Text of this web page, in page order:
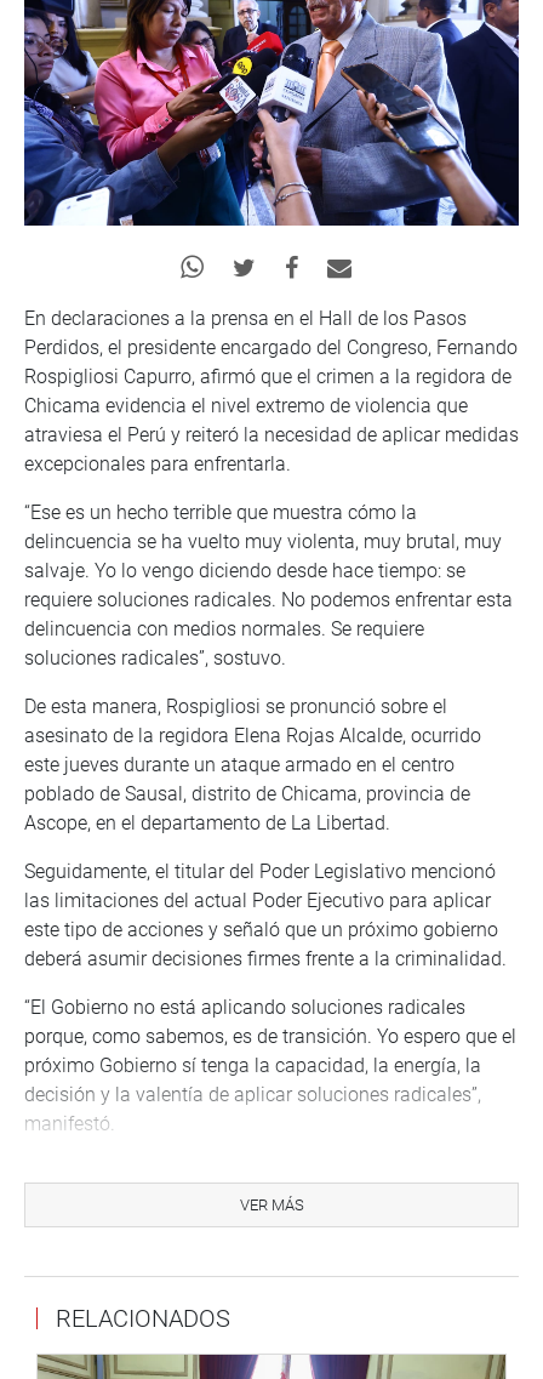
En declaraciones a la prensa en el Hall de los Pasos
Perdidos, el presidente encargado del Congreso, Fernando
Rospigliosi Capurro, afirmó que el crimen a la regidora de
Chicama evidencia el nivel extremo de violencia que
atraviesa el Perú y reiteró la necesidad de aplicar medidas
excepcionales para enfrentarla.
“Ese es un hecho terrible que muestra cómo la
delincuencia se ha vuelto muy violenta, muy brutal, muy
salvaje. Yo lo vengo diciendo desde hace tiempo: se
requiere soluciones radicales. No podemos enfrentar esta
delincuencia con medios normales. Se requiere
soluciones radicales”, sostuvo.
De esta manera, Rospigliosi se pronunció sobre el
asesinato de la regidora Elena Rojas Alcalde, ocurrido
este jueves durante un ataque armado en el centro
poblado de Sausal, distrito de Chicama, provincia de
Ascope, en el departamento de La Libertad.
Seguidamente, el titular del Poder Legislativo mencionó
las limitaciones del actual Poder Ejecutivo para aplicar
este tipo de acciones y señaló que un próximo gobierno
deberá asumir decisiones firmes frente a la criminalidad.
“El Gobierno no está aplicando soluciones radicales
porque, como sabemos, es de transición. Yo espero que el
próximo Gobierno sí tenga la capacidad, la energía, la
decisión y la valentía de aplicar soluciones radicales”,
manifestó.
actuar dentro de sus posibilidades, la situación exige
medidas extraordinarias. “Yo creo que el Gobierno debe
para meter a la gente que cae en esas redadas masivas”,
VER MÁS
RELACIONADOS